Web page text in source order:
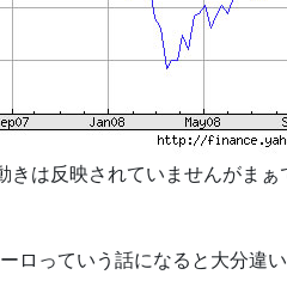
は反映されていませんがまぁ
ロっていう話になると大分違い